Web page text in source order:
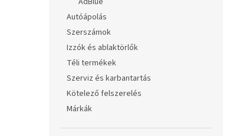
Autóápolás
Szerszámok
Izzók és ablaktörlők
Téli termékek
Szerviz és karbantartás
Kötelező felszerelés
Márkák